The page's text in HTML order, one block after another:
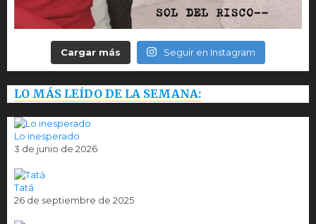
Cargar más Seguir en Instagram
LO MÁS LEÍDO DE LA SEMANA:
Lo inesperado
3 de junio de 2026
Tatá
26 de septiembre de 2025